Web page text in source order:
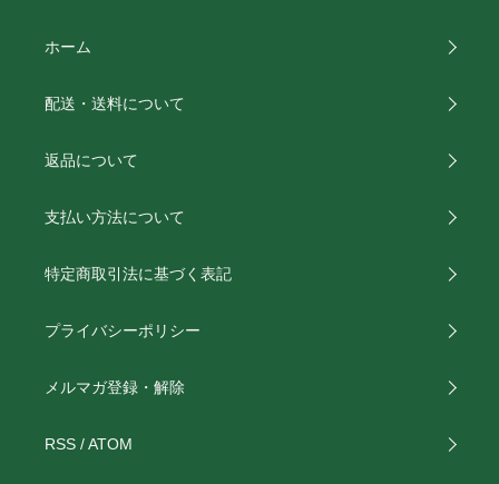
ホーム
配送・送料について
返品について
支払い方法について
特定商取引法に基づく表記
プライバシーポリシー
メルマガ登録・解除
RSS /ATOM